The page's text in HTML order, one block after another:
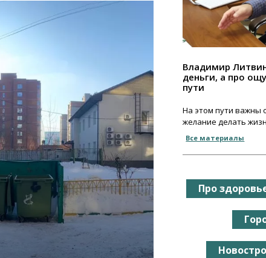
Владимир
деньги, а про
пути
На этом пути важны
желание делать
Все материалы
Про